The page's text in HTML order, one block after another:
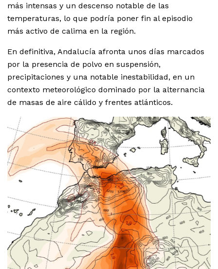
más intensas y un descenso notable de las
temperaturas, lo que podría poner fin al episodio
más activo de calima en la región.
En definitiva, Andalucía afronta unos días marcados
por la presencia de polvo en suspensión,
precipitaciones y una notable inestabilidad, en un
contexto meteorológico dominado por la alternancia
de masas de aire cálido y frentes atlánticos.